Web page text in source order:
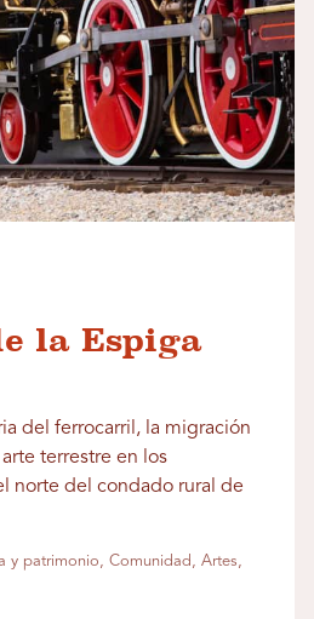
la Espiga
del ferrocarril, la migración
terrestre en los
norte del condado rural de
y patrimonio, Comunidad, Artes,